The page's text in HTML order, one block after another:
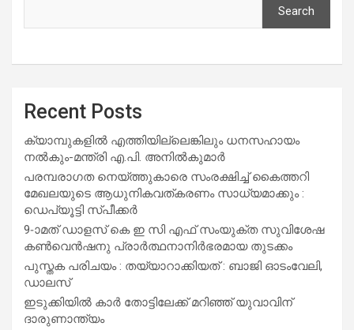
Search
Recent Posts
ക്യാമ്പുകളിൽ എത്തിയില്ലെങ്കിലും ധനസഹായം
നൽകും-മന്ത്രി എ.പി. അനിൽകുമാർ
പരമ്പരാഗത നെയ്ത്തുകാരെ സംരക്ഷിച്ച് കൈത്തറി
മേഖലയുടെ ആധുനികവത്കരണം സാധ്യമാക്കും :
ഡെപ്യൂട്ടി സ്പീക്കർ
9-ാമത് ഡാളസ് കെ ഇ സി എഫ് സംയുക്ത സുവിശേഷ
കൺവെൻഷനു പ്രാർത്ഥനാനിർഭരമായ തുടക്കം
പുസ്തക പരിചയം : തയ്യാറാക്കിയത് : ബാജി ഓടംവേലി,
ഡാലസ്
ഇടുക്കിയിൽ കാർ തോട്ടിലേക്ക് മറിഞ്ഞ് യുവാവിന്
ദാരുണാന്ത്യം